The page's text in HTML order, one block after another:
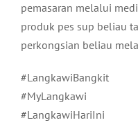
pemasaran melalui
produk pes sup beliau
perkongsian beliau
#LangkawiBangkit
#MyLangkawi
#LangkawiHariIni